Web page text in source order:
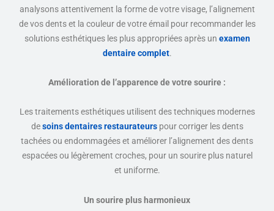
analysons attentivement la forme de votre visage, l’alignement
de vos dents et la couleur de votre émail pour recommander les
solutions esthétiques les plus appropriées après un examen
dentaire complet.
Amélioration de l’apparence de votre sourire :
Les traitements esthétiques utilisent des techniques modernes
de soins dentaires restaurateurspour corriger les dents
tachées ou endommagées et améliorer l’alignement des dents
espacées ou légèrement croches, pour un sourire plus naturel
et uniforme.
Un sourire plus harmonieux